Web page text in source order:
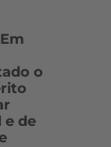
o
e de